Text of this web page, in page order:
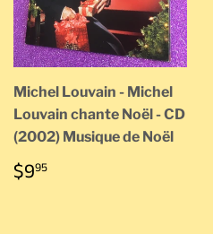
Michel Louvain - Michel
Louvain chante Noël - CD
(2002) Musique de Noël
PRIX
RÉGULIER
$995